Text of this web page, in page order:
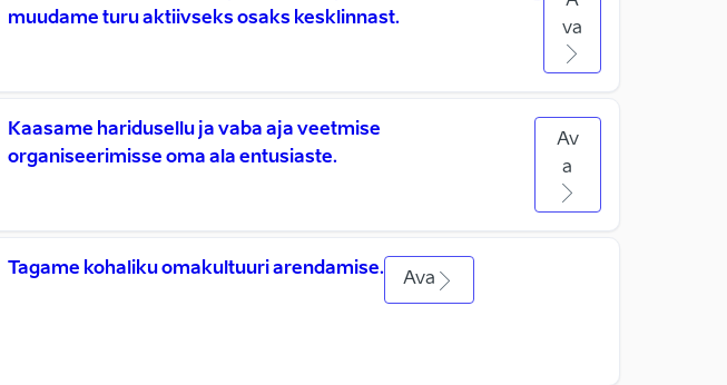
muudame turu aktiivseks osaks kesklinnast.
va
Kaasame haridusellu ja vaba aja veetmise
organiseerimisse oma ala entusiaste.
Av
a
Tagame kohaliku omakultuuri arendamise.
Ava